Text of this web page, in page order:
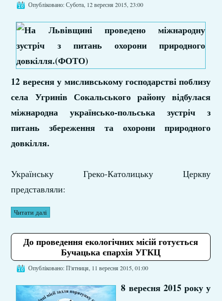
Опубліковано: Субота, 12 вересня 2015, 23:00
12 вересня у мисливському господарстві поблизу
села Угринів Сокальського району відбулася
міжнародна українсько-польська зустріч з
питань збереження та охорони природного
довкілля.
Українську Греко-Католицьку Церкву
представляли:
Читати далі
До проведення екологічних місій готується
Бучацька єпархія УГКЦ
Опубліковано: П'ятниця, 11 вересня 2015, 01:00
8 вересня 2015 року у